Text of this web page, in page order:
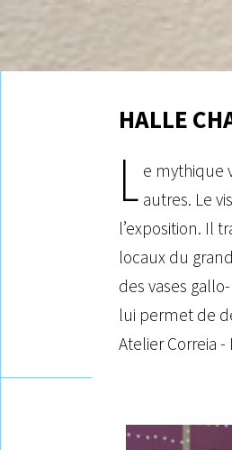
HALLE
L e mythique
autres. Le
l’exposition. Il
locaux du
des vases
lui permet de
Atelier Correia